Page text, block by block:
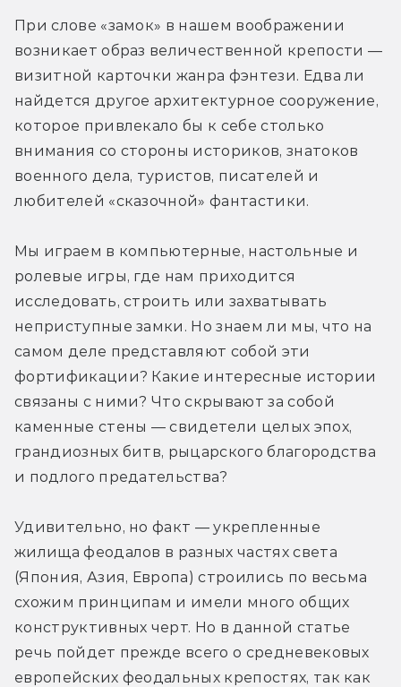
При слове «замок» в нашем воображении
возникает образ величественной крепости —
визитной карточки жанра фэнтези. Едва ли
найдется другое архитектурное сооружение,
которое привлекало бы к себе столько
внимания со стороны историков, знатоков
военного дела, туристов, писателей и
любителей «сказочной» фантастики.
Мы играем в компьютерные, настольные и
ролевые игры, где нам приходится
исследовать, строить или захватывать
неприступные замки. Но знаем ли мы, что на
самом деле представляют собой эти
фортификации? Какие интересные истории
связаны с ними? Что скрывают за собой
каменные стены — свидетели целых эпох,
грандиозных битв, рыцарского благородства
и подлого предательства?
Удивительно, но факт — укрепленные
жилища феодалов в разных частях света
(Япония, Азия, Европа) строились по весьма
схожим принципам и имели много общих
конструктивных черт. Но в данной статье
речь пойдет прежде всего о средневековых
европейских феодальных крепостях, так как